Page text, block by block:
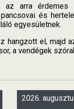
arra érdemes
és
egyesületnek.
hangzott el, majd
a vendégek
2026.